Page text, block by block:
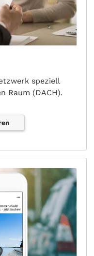
speziell
Raum (DACH).